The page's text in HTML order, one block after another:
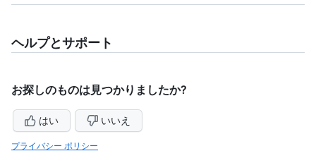
ヘルプとサポート
お探しのものは見つかりましたか?
はい いいえ
プライバシー ポリシー